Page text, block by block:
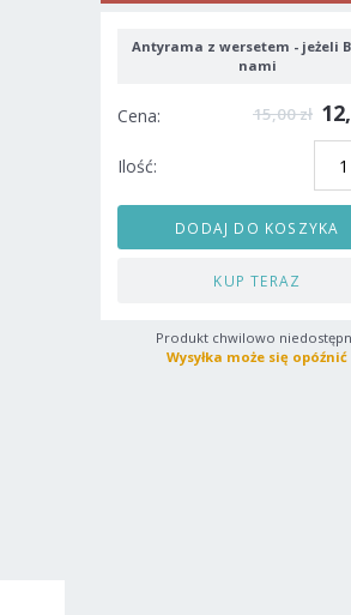
Antyrama z wersetem - jeżeli
nami
Cena: 15,00 zł
Ilość:
DODAJ DO KOSZYKA
KUP TERAZ
Produkt chwilowo
Wysyłka może się opóźnić